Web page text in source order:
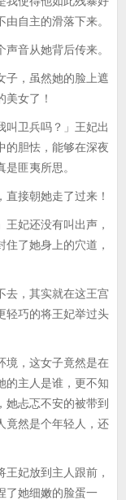
自主的滑落下来。
音从她背后传来。
，虽然她的脸上遮
女了！
卫兵吗？」王妃出
的胆怯，能够在深夜
匪夷所思。
接朝她走了过来！
妃还没有叫出声，
了她身上的穴道，
，其实就在这王宫
轻巧的将王妃举过头
，这女子竟然是在
的主人是谁，更不知
忐忑不安的被带到
竟然是个年轻人，还
妃放到主人跟前，
了她细嫩的脸蛋一